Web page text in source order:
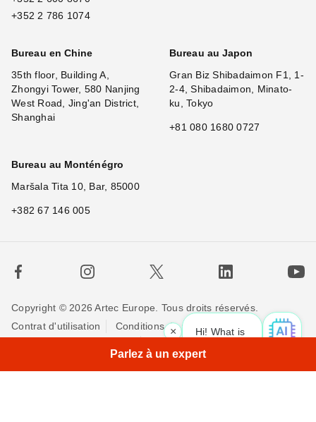
Hi! What is your request? 👀
×
+352 2 786 1074
Bureau en Chine
35th floor, Building A,
Zhongyi Tower, 580 Nanjing
West Road, Jing'an District,
Shanghai
Bureau au Japon
Gran Biz Shibadaimon F1, 1-
2-4, Shibadaimon, Minato-
ku, Tokyo
+81 080 1680 0727
Bureau au Monténégro
Maršala Tita 10, Bar, 85000
+382 67 146 005
Copyright © 2026 Artec Europe. Tous droits réservés.
Contrat d'utilisation
Conditions de vente
Parlez à un expert